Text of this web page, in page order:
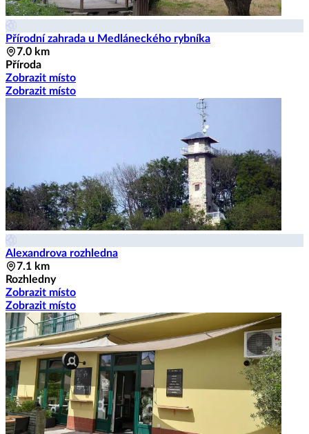
Přírodní zahrada u Medláneckého rybníka
7.0 km
Příroda
Zobrazit místo
Zobrazit místo
Alexandrova rozhledna
7.1 km
Rozhledny
Zobrazit místo
Zobrazit místo